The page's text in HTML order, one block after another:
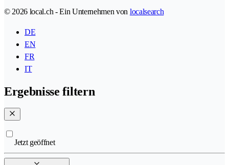
© 2026 local.ch - Ein Unternehmen von localsearch
DE
EN
FR
IT
Ergebnisse filtern
Jetzt geöffnet